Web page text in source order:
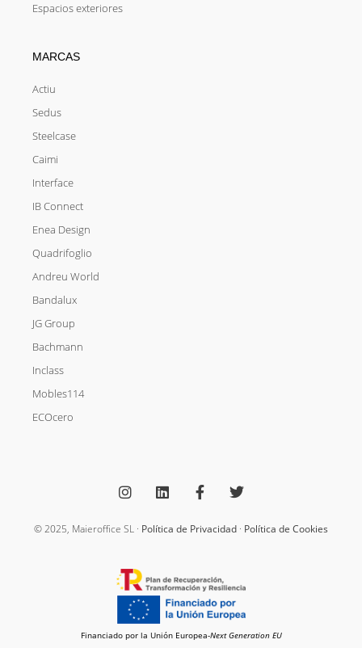
Espacios exteriores
MARCAS
Actiu
Sedus
Steelcase
Caimi
Interface
IB Connect
Enea Design
Quadrifoglio
Andreu World
Bandalux
JG Group
Bachmann
Inclass
Mobles114
ECOcero
s
t
g
m
n
k
d
c
e
o
-
f
i
t
e
© 2025, Maieroffice SL · Política de Privacidad · Política de Cookies
Financiado por la Unión Europea-Next Generation EU